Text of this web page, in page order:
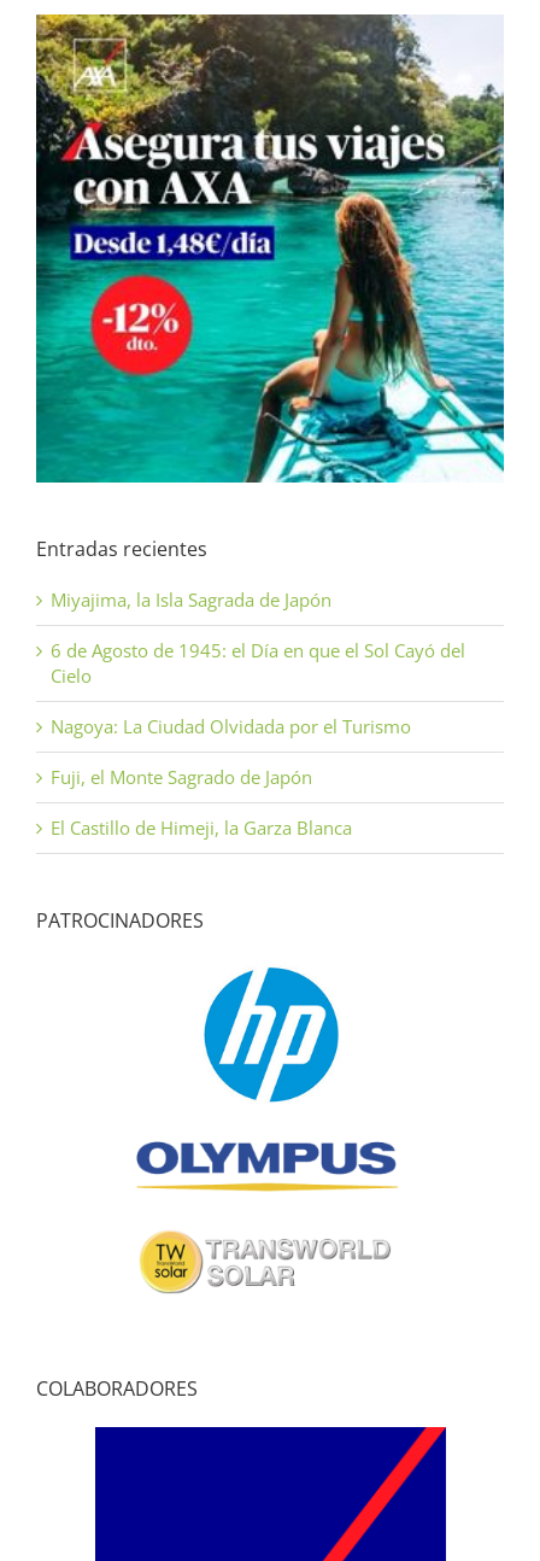
Entradas recientes
Miyajima, la Isla Sagrada de Japón
6 de Agosto de 1945: el Día en que el Sol Cayó del
Cielo
Nagoya: La Ciudad Olvidada por el Turismo
Fuji, el Monte Sagrado de Japón
El Castillo de Himeji, la Garza Blanca
PATROCINADORES
COLABORADORES